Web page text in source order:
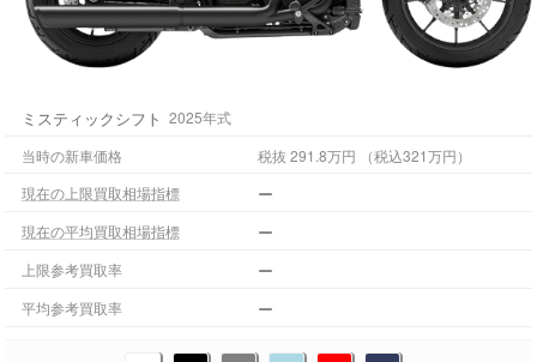
ミスティックシフト 2025年式
当時の新車価格
税抜 291.8万円 （税込321万円）
現在の上限買取相場指標
ー
現在の平均買取相場指標 ー
上限参考買取率 ー
平均参考買取率 ー